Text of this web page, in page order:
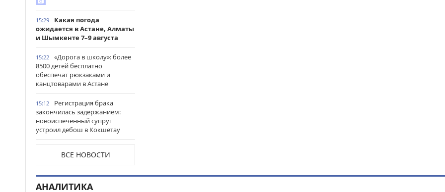
15:29
Какая погода
ожидается в Астане, Алматы
и Шымкенте 7–9 августа
15:22
«Дорога в школу»: более
8500 детей бесплатно
обеспечат рюкзаками и
канцтоварами в Астане
15:12
Регистрация брака
закончилась задержанием:
новоиспеченный супруг
устроил дебош в Кокшетау
Сауран началась реставрация
исторических памятников
14:53
Выезд на встречную
ВСЕ НОВОСТИ
АНАЛИТИКА